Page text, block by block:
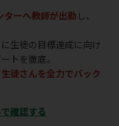
ターへ教師が出勤 し、
生徒の目標達成に向け
トを徹底。
徒さんを全力でバック
確認する